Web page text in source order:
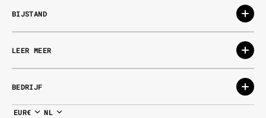
BIJSTAND
LEER MEER
BEDRIJF
EUR€ NL